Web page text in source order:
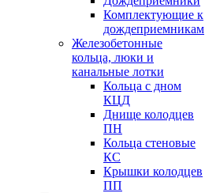
Комплектующие к
дождеприемникам
Железобетонные
кольца, люки и
канальные лотки
Кольца с дном
КЦД
Днище колодцев
ПН
Кольца стеновые
КС
Крышки колодцев
ПП